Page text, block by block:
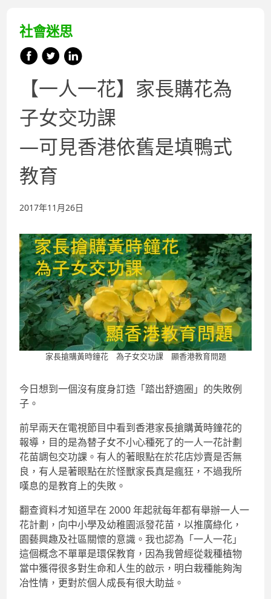
社會迷思
【一人一花】家長購花為
子女交功課
—可見香港依舊是填鴨式
教育
2017年11月26日
家長搶購黃時鐘花 為子女交功課 顯香港教育問題
今日想到一個沒有度身訂造「踏出舒適圈」的失敗例
子。
前早兩天在電視節目中看到香港家長搶購黃時鐘花的
報導，目的是為替子女不小心種死了的一人一花計劃
花苗調包交功課。有人的著眼點在於花店炒賣是否無
良，有人是著眼點在於怪獸家長真是瘋狂，不過我所
嘆息的是教育上的失敗。
翻查資料才知道早在 2000 年起就每年都有舉辦一人一
花計劃，向中小學及幼稚園派發花苗，以推廣綠化，
園藝興趣及社區關懷的意識。我也認為「一人一花」
這個概念不單單是環保教育，因為我曾經從栽種植物
當中獲得很多對生命和人生的啟示，明白栽種能夠淘
冶性情，更對於個人成長有很大助益。